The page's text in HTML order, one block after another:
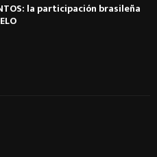
la participación brasileña